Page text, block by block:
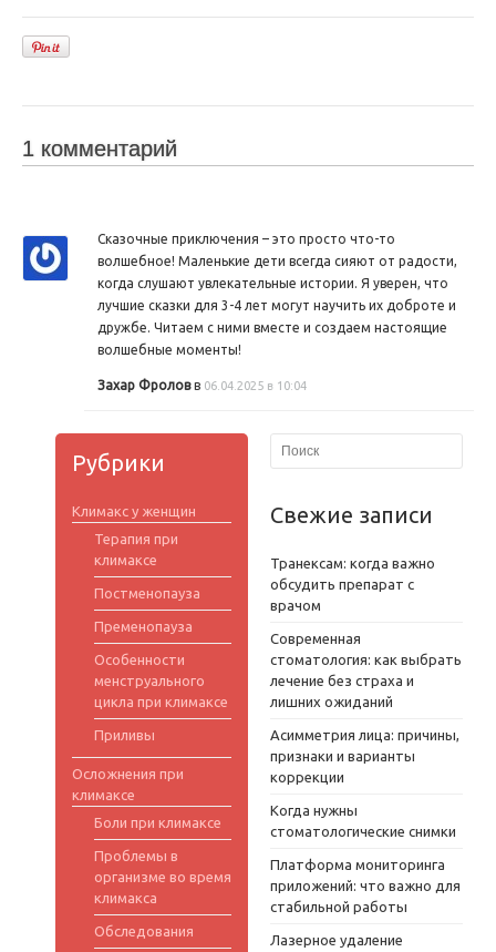
1 комментарий
Сказочные приключения – это просто что-то
волшебное! Маленькие дети всегда сияют от радости,
когда слушают увлекательные истории. Я уверен, что
лучшие сказки для 3-4 лет могут научить их доброте и
дружбе. Читаем с ними вместе и создаем настоящие
волшебные моменты!
Захар Фроловв 06.04.2025 в 10:04
Рубрики
Климакс у женщин
Терапия при
климаксе
Постменопауза
Пременопауза
Особенности
менструального
цикла при климаксе
Приливы
Осложнения при
климаксе
Боли при климаксе
Проблемы в
организме во время
климакса
Обследования
Свежие записи
Транексам: когда важно
обсудить препарат с
врачом
Современная
стоматология: как выбрать
лечение без страха и
лишних ожиданий
Асимметрия лица: причины,
признаки и варианты
коррекции
Когда нужны
стоматологические снимки
Платформа мониторинга
приложений: что важно для
стабильной работы
Лазерное удаление